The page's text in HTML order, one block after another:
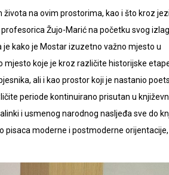
na ovim prostorima, kao i što kroz
Žujo-Marić na početku svog
je kako je Mostar izuzetno važno mjesto u
koje je kroz različite historijske
ali i kao prostor koji je nastanio
periode kontinuirano prisutan u
i usmenog narodnog nasljeđa sve do
pisaca moderne i postmoderne